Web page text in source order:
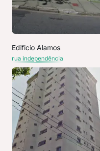
Edificio Alamos
rua independência